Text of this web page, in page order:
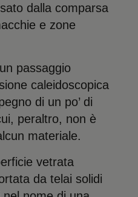
dalla comparsa
e zone
passaggio
caleidoscopica
di un po’ di
peraltro, non è
materiale.
vetrata
da telai solidi